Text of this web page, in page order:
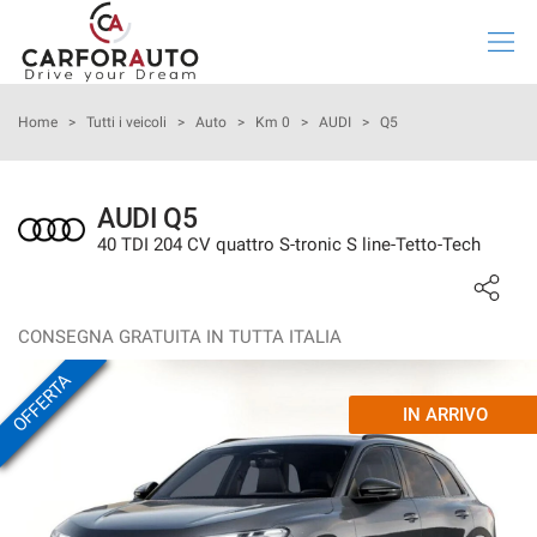
HOME
ACQUISTA IL TUO VEICOLO ONLINE
NOLEGGIO LUNGO TERMINE
CHI SIAMO
ASSISTENZA
Home > Tutti i veicoli > Auto > Km 0 > AUDI > Q5
AUDI Q5
40 TDI 204 CV quattro S-tronic S line-Tetto-Tech
CONSEGNA GRATUITA IN TUTTA ITALIA
OFFERTA IN ARRIVO
tue
preferenze
di
seguente
pannello
esprimere
tue
preferenze
di
consenso